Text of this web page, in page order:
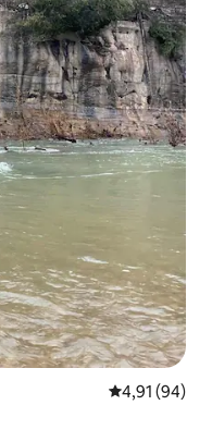
4,91 ud af 5 i
4,91 (94)